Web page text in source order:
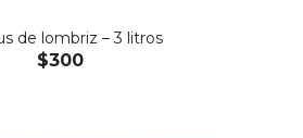
de lombriz – 3 litros
$300